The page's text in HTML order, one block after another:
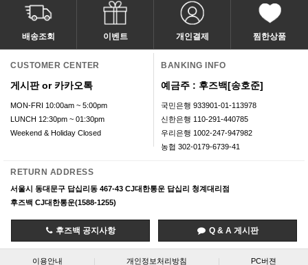
배송조회 이벤트 개인결제 찜한상품
CUSTOMER CENTER
게시판 or 카카오톡
MON-FRI 10:00am ~ 5:00pm
LUNCH 12:30pm ~ 01:30pm
Weekend & Holiday Closed
BANKING INFO
예금주 : 후즈백[송호준]
국민은행 933901-01-113978
신한은행 110-291-440785
우리은행 1002-247-947982
농협 302-0179-6739-41
RETURN ADDRESS
서울시 동대문구 답십리동 467-43 CJ대한통운 답십리 청계대리점
후즈백 CJ대한통운(1588-1255)
후즈백 공지사항 Q & A 게시판
이용안내 | 개인정보처리방침 | PC버젼